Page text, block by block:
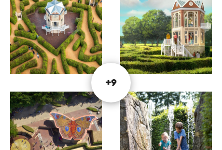
beantwoorden, een verborgen geheime deur
openen die je een voorsprong geeft op alle
andere speurders!
In de toren wordt het waargebeurde verhaal –
voor jong en oud – tot leven gebracht met een
spectaculaire beamshow op een maquette en
speelse draaielementen.
Kun jij alle sporen vinden? Vergeet dan zeker niet
de spectaculaire eindshow met Dr. Mollie!
+9